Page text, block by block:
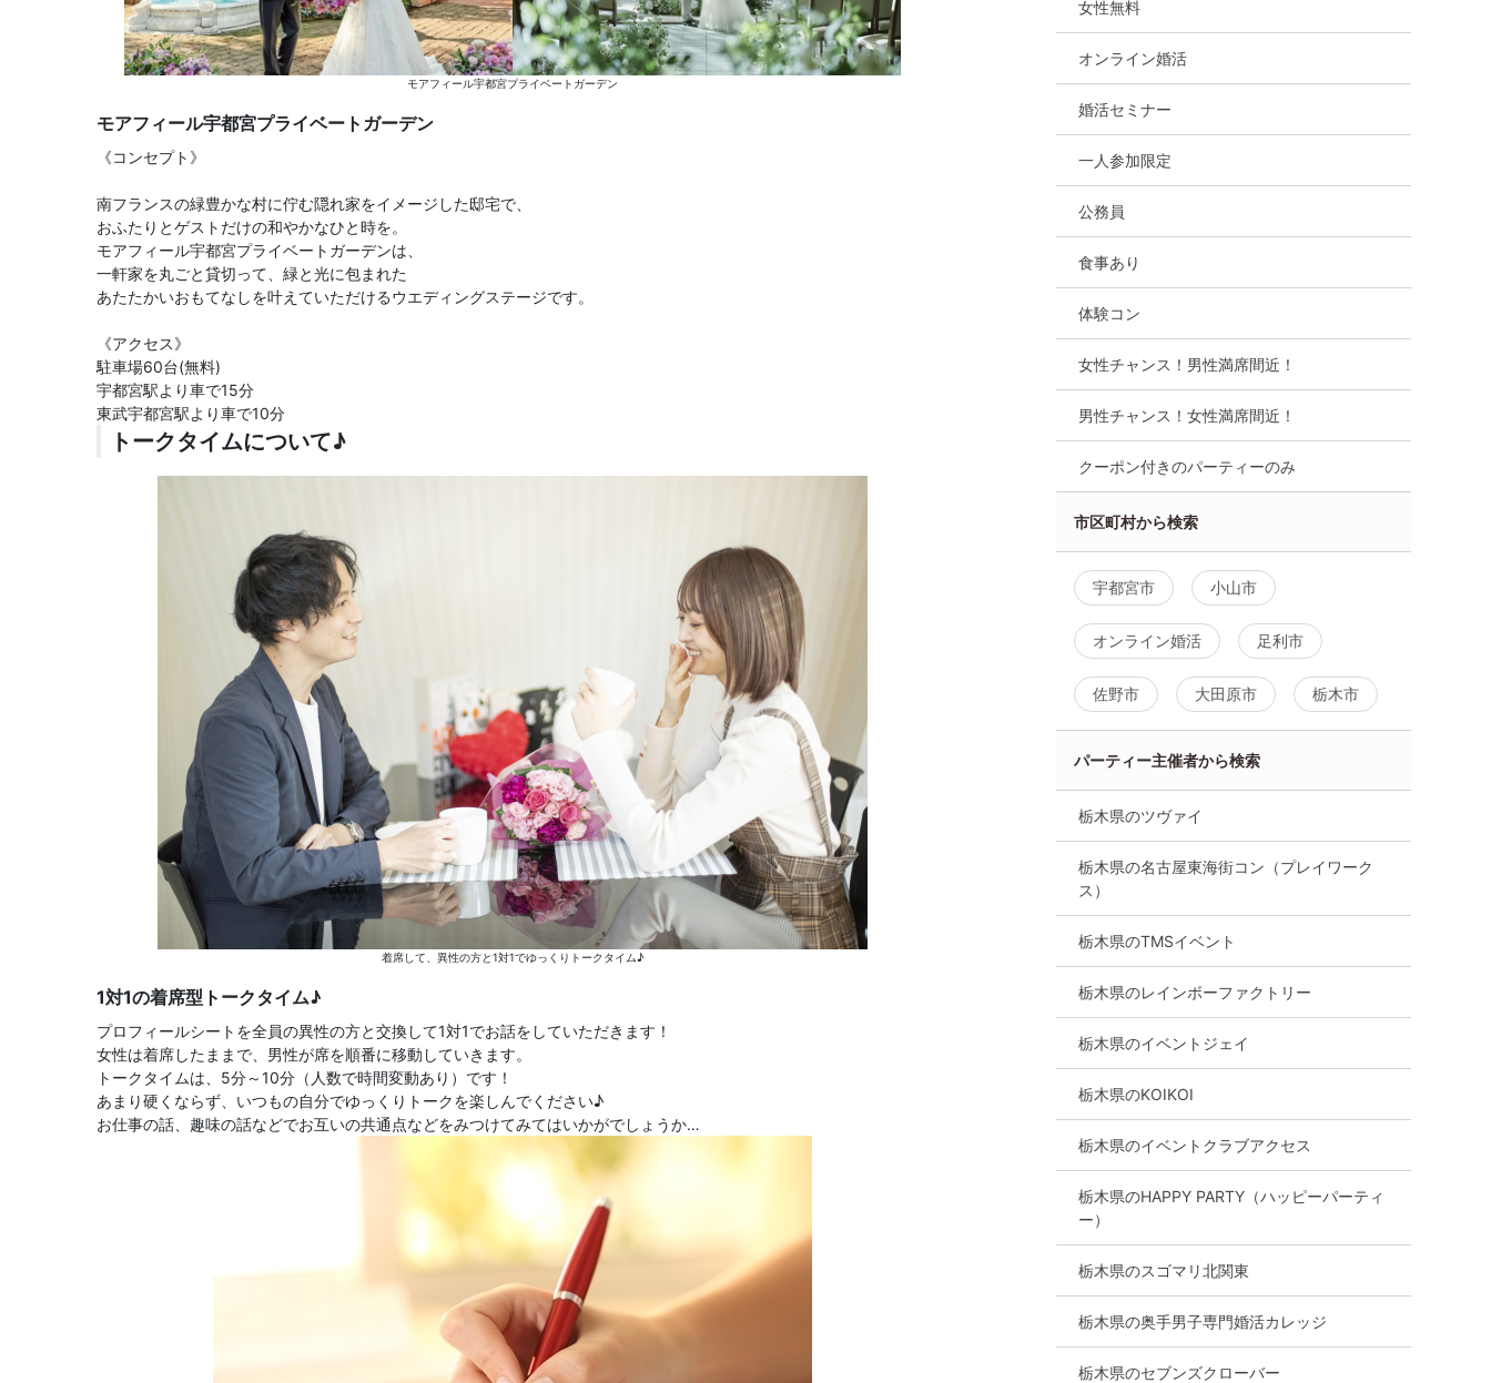
モアフィール宇都宮プライベートガーデン
モアフィール宇都宮プライベートガーデン
《コンセプト》
南フランスの緑豊かな村に佇む隠れ家をイメージした邸宅で、
おふたりとゲストだけの和やかなひと時を。
モアフィール宇都宮プライベートガーデンは、
一軒家を丸ごと貸切って、緑と光に包まれた
あたたかいおもてなしを叶えていただけるウエディングステージです。
《アクセス》
駐車場60台(無料)
宇都宮駅より車で15分
東武宇都宮駅より車で10分
トークタイムについて♪
着席して、異性の方と1対1でゆっくりトークタイム♪
1対1の着席型トークタイム♪
プロフィールシートを全員の異性の方と交換して1対1でお話をしていただきます！
女性は着席したままで、男性が席を順番に移動していきます。
トークタイムは、5分～10分（人数で時間変動あり）です！
あまり硬くならず、いつもの自分でゆっくりトークを楽しんでください♪
お仕事の話、趣味の話などでお互いの共通点などをみつけてみてはいかがでしょうか…
女性無料
オンライン婚活
婚活セミナー
一人参加限定
公務員
食事あり
体験コン
女性チャンス！男性満席間近！
男性チャンス！女性満席間近！
クーポン付きのパーティーのみ
市区町村から検索
宇都宮市 小山市
オンライン婚活 足利市
佐野市 大田原市 栃木市
パーティー主催者から検索
栃木県のツヴァイ
栃木県の名古屋東海街コン（プレイワーク
ス）
栃木県のTMSイベント
栃木県のレインボーファクトリー
栃木県のイベントジェイ
栃木県のKOIKOI
栃木県のイベントクラブアクセス
栃木県のHAPPY PARTY（ハッピーパーティ
ー）
栃木県のスゴマリ北関東
栃木県の奥手男子専門婚活カレッジ
栃木県のセブンズクローバー